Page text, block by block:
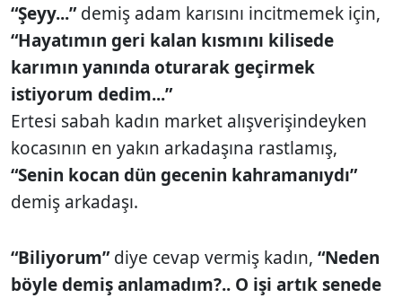
“Şeyy...”demiş adam karısını incitmemek için,
“Hayatımın geri kalan kısmını kilisede
karımın yanında oturarak geçirmek
istiyorum dedim...”
Ertesi sabah kadın market alışverişindeyken
kocasının en yakın arkadaşına rastlamış,
“Senin kocan dün gecenin kahramanıydı”
demiş arkadaşı.
“Biliyorum”diye cevap vermiş kadın, “Neden
böyle demiş anlamadım?.. O işi artık senede